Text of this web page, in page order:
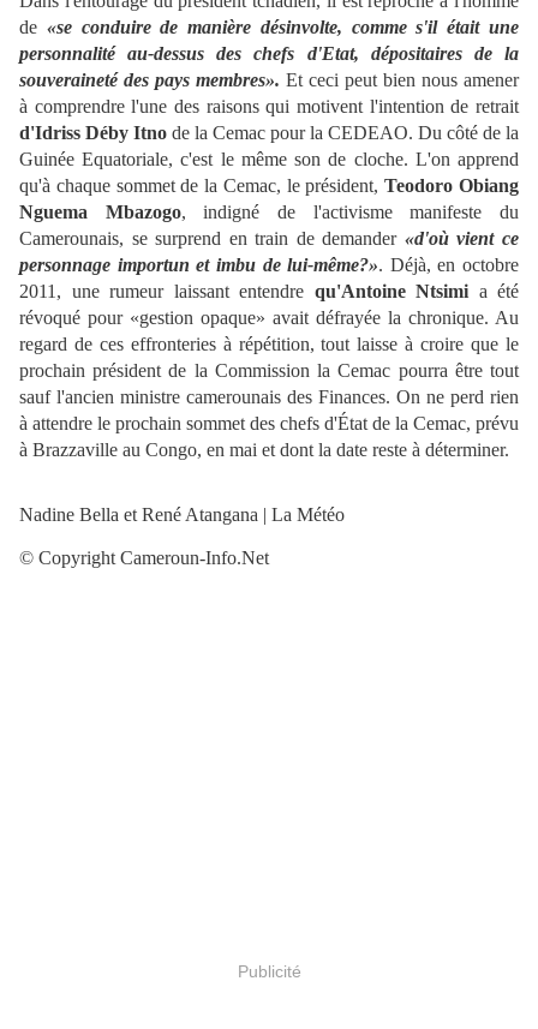
de «se conduire de manière désinvolte, comme s'il était une
personnalité au-dessus des chefs d'Etat, dépositaires de la
souveraineté des pays membres». Et ceci peut bien nous amener
à comprendre l'une des raisons qui motivent l'intention de retrait
d'Idriss Déby Itno de la Cemac pour la CEDEAO. Du côté de la
Guinée Equatoriale, c'est le même son de cloche. L'on apprend
qu'à chaque sommet de la Cemac, le président,Teodoro Obiang
Nguema Mbazogo, indigné de l'activisme manifeste du
Camerounais, se surprend en train de demander «d'où vient ce
personnage importun et imbu de lui-même?». Déjà, en octobre
2011, une rumeur laissant entendre qu'Antoine Ntsimi a été
révoqué pour «gestion opaque» avait défrayée la chronique. Au
regard de ces effronteries à répétition, tout laisse à croire que le
prochain président de la Commission la Cemac pourra être tout
sauf l'ancien ministre camerounais des Finances. On ne perd rien
à attendre le prochain sommet des chefs d'État de la Cemac, prévu
à Brazzaville au Congo, en mai et dont la date reste à déterminer.
Nadine Bella et René Atangana | La Météo
© Copyright Cameroun-Info.Net
Publicité